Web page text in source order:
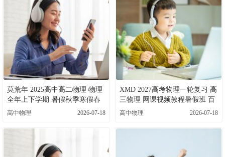
莫荒年 2025高中高二物理 物理
全年上下学期 暑假秋季寒假春
季 百度网盘下载
高中物理 2026-07-18
XMD 2027高考物理一轮复习 高
三物理 网课视频教程暑假班 百
度网盘下载
高中物理 2026-07-18